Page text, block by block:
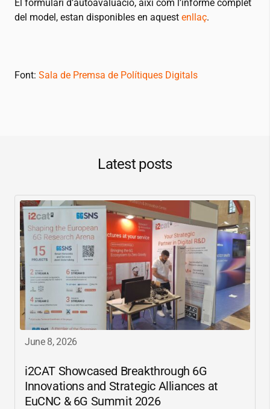
El formulari d’autoavaluació, així com l’informe complet
del model, estan disponibles en aquest enllaç.
Font: Sala de Premsa de Polítiques Digitals
Latest posts
June 8, 2026
i2CAT Showcased Breakthrough 6G
Innovations and Strategic Alliances at
EuCNC & 6G Summit 2026